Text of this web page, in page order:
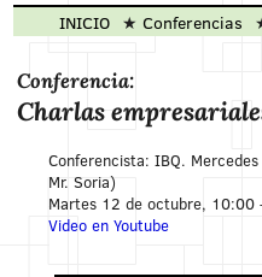
INICIO Conferencias
Conferencia:
Charlas
Conferencista: IBQ.
Mr. Soria)
Martes 12 de octubre, 10:00
Video en Youtube